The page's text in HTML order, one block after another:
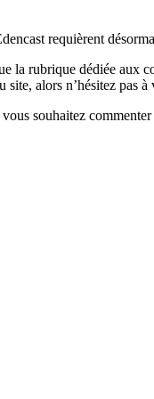
requièrent
la rubrique dédiée aux
site, alors n’hésitez pas à
souhaitez